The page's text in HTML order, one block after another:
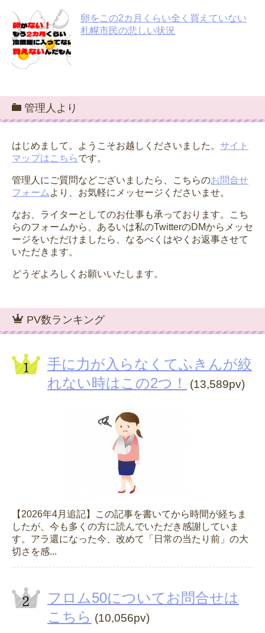
卵をこの2カ月くらい全く買えていない
札幌市民の悲しい状況
管理人より
はじめまして。ようこそお越しくださいました。 サイト
マップはこちらです。
管理人にご質問などございましたら、こちらのお問合せ
フォーム より、お気軽にメッセージくださいませ。
なお、ライターとしてのお仕事も承っております。こち
らのフォームから、あるいは私のTwitterのDMからメッセ
ージをいただけましたら、なるべくはやくお返事させて
いただきます。
どうぞよろしくお願いいたします。
PV数ランキング
手に力が入らなくてふきんが絞
れない時はこの2つ！
(13,589pv)
【2026年4月追記】この記事を書いてから時間が経ちま
したが、今も多くの方に読んでいただき感謝していま
す。アラ還になった今、改めて「日常の当たり前」の大
切さを感...
フロム50についてお問合せは
こちら (10,056pv)